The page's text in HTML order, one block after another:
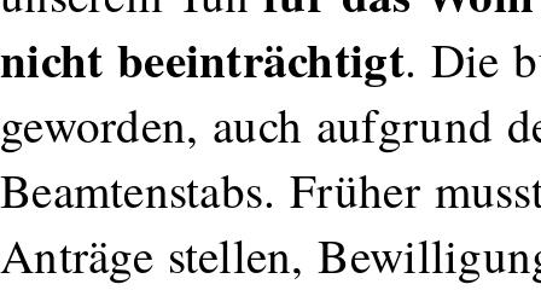
nicht beeinträchtigt. Die
geworden, auch aufgrund
Beamtenstabs. Früher
Anträge stellen,